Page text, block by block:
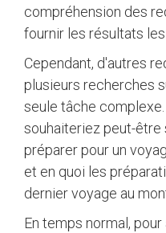
compréhension des
fournir les résultats
Cependant, d'autres
plusieurs recherches
seule tâche
souhaiteriez peut-
préparer pour un
et en quoi les
dernier voyage au
En temps normal,